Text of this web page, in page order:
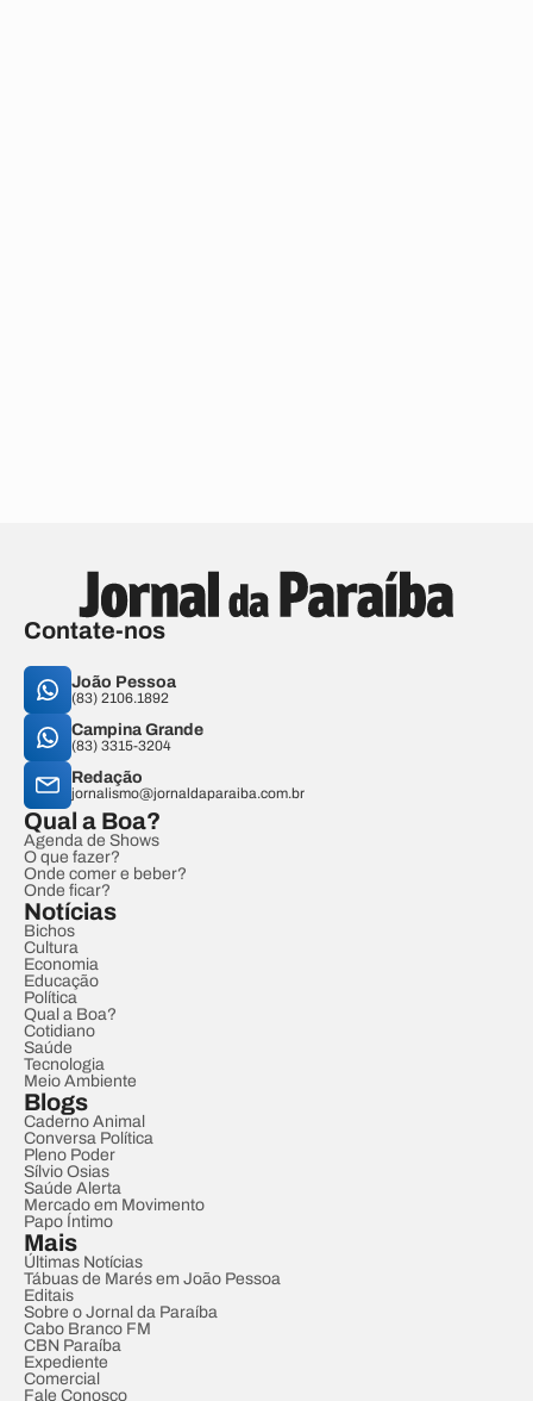
Contate-nos
João Pessoa
(83) 2106.1892
Campina Grande
(83) 3315-3204
Redação
jornalismo@jornaldaparaiba.com.br
Qual a Boa?
Agenda de Shows
O que fazer?
Onde comer e beber?
Onde ficar?
Notícias
Bichos
Cultura
Economia
Educação
Política
Qual a Boa?
Cotidiano
Saúde
Tecnologia
Meio Ambiente
Blogs
Caderno Animal
Conversa Política
Pleno Poder
Sílvio Osias
Saúde Alerta
Mercado em Movimento
Papo Íntimo
Mais
Últimas Notícias
Tábuas de Marés em João Pessoa
Editais
Sobre o Jornal da Paraíba
Cabo Branco FM
CBN Paraíba
Expediente
Comercial
Fale Conosco